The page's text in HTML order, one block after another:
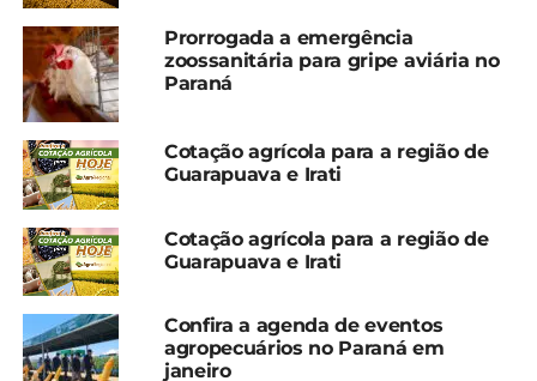
Além disso, o projeto destaca a emblemática Festa
do Pinhão, que chega a 15ª edição em 2024.
Realizado anualmente, o evento celebra tradições
culinárias e promove a Olimpíada do Agricultor
Familiar
“A proclamação de Inácio Martins como Capital do
Pinhão é a convergência de seu legado natural,
cultural e econômico. Reconhecer sua posição
central na produção de pinhão e o esforço em
promover a sustentabilidade é um passo
importante para enaltecer e fortalecer sua
identidade, além de ampliar oportunidades de
Prorrogada a emergência
zoossanitária para gripe aviária no
Paraná
Cotação agrícola para a região de
Guarapuava e Irati
Cotação agrícola para a região de
Guarapuava e Irati
Confira a agenda de eventos
agropecuários no Paraná em
janeiro